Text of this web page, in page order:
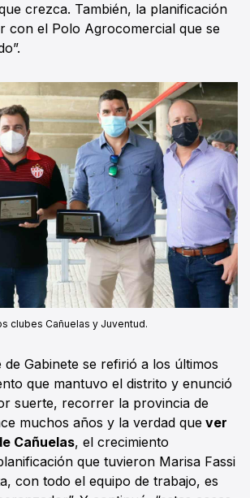
crezca. También, la planificación
con el Polo Agrocomercial que se
clubes Cañuelas y Juventud.
de Gabinete se refirió a los últimos
que mantuvo el distrito y enunció
suerte, recorrer la provincia de
muchos años y la verdad que ver
Cañuelas, el crecimiento
que tuvieron Marisa Fassi
con todo el equipo de trabajo, es